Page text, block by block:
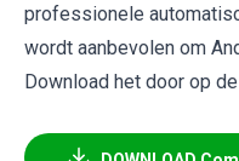
professionele
wordt aanbevolen om
Download het door op